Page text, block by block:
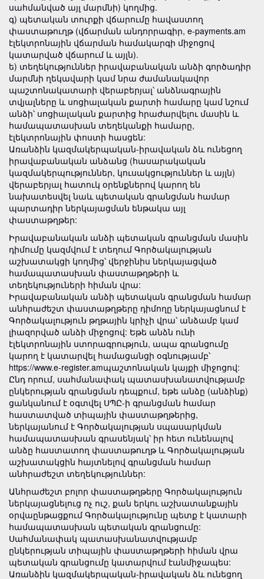
սահմանված այլ մարմնի) կողմից.
գ) պետական տուրքի վճարումը հավաստող
փաստաթուղթ (վճարման անդորրագիր, e-payments.am
էլեկտրոնային վճարման համակարգի միջոցով
կատարված վճարում և այլն).
ե) տեղեկություններ իրավաբանական անձի գործադիր
մարմնի ղեկավարի կամ նրա ժամանակավոր
պաշտոնակատարի վերաբերյալ՝ անձնագրային
տվյալները և սոցիալական քարտի համարը կամ նշում
անձի՝ սոցիալական քարտից հրաժարվելու մասին և
համապատասխան տեղեկանքի համարը,
էլեկտրոնային փոստի հասցեն:
Առանձին կազմակերպական-իրավական ձև ունեցող
իրավաբանական անձանց (հասարակական
կազմակերպություններ, կուսակցություններ և այլն)
վերաբերյալ հատուկ օրենքներով կարող են
նախատեսվել նաև պետական գրանցման համար
պարտադիր ներկայացման ենթակա այլ
փաստաթղթեր:
Իրավաբանական անձի պետական գրանցման մասին
դիմումը կազմվում է տեղում Գործակալության
աշխատակցի կողմից՝ վերջինիս ներկայացված
համապատասխան փաստաթղթերի և
տեղեկություների հիման վրա:
Իրավաբանական անձի պետական գրանցման համար
անհրաժեշտ փաստաթղթերը դիմողը ներկայացնում է
Գործակալություն թղթային կրիչի վրա՝ անձամբ կամ
լիազորված անձի միջոցով: Եթե անձն ունի
էլեկտրոնային ստորագրություն, ապա գրանցումը
կարող է կատարվել համացանցի օգնությամբ՝
https://www.e-register.amպաշտոնական կայքի միջոցով:
Ընդ որում, սահմանափակ պատասխանատվությամբ
ընկերության գրանցման դեպքում, եթե անձը (անձինք)
ցանկանում է օգտվել ՍՊԸ-ի գրանցման համար
հաստատված տիպային փաստաթղթերից,
ներկայանում է Գործակալության սպասարկման
համապատասխան գրասենյակ՝ իր հետ ունենալով
անձը հաստատող փաստաթուղթ և Գործակալության
աշխատակցին հայտնելով գրանցման համար
անհրաժեշտ տեղեկություններ:
Անհրաժեշտ բոլոր փաստաթղթերը Գործակալություն
ներկայացնելուց ոչ ուշ, քան երկու աշխատանքային
օրվաընթացքում Գործակալությունը պետք է կատարի
համապատասխան պետական գրանցումը:
Սահմանափակ պատասխանատվությամբ
ընկերության տիպային փաստաթղթերի հիման վրա
պետական գրանցումը կատարվում էանմիջապես:
Առանձին կազմակերպական-իրավական ձև ունեցող